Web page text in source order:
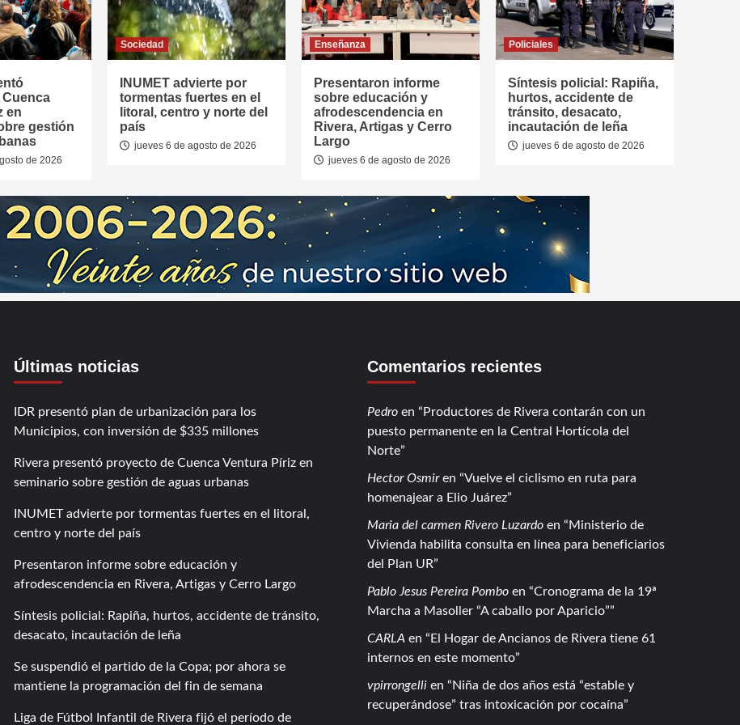
en
gestión
de 2026
Sociedad
INUMET advierte por
tormentas fuertes en el
litoral, centro y norte del
país
jueves 6 de agosto de 2026
Enseñanza
Presentaron informe
sobre educación y
afrodescendencia en
Rivera, Artigas y Cerro
Largo
jueves 6 de agosto de 2026
Policiales
Síntesis policial: Rapiña,
hurtos, accidente de
tránsito, desacato,
incautación de leña
jueves 6 de agosto de 2026
Últimas noticias
IDR presentó plan de urbanización para los
Municipios, con inversión de $335 millones
Rivera presentó proyecto de Cuenca Ventura Píriz en
seminario sobre gestión de aguas urbanas
INUMET advierte por tormentas fuertes en el litoral,
centro y norte del país
Presentaron informe sobre educación y
afrodescendencia en Rivera, Artigas y Cerro Largo
Síntesis policial: Rapiña, hurtos, accidente de tránsito,
desacato, incautación de leña
Se suspendió el partido de la Copa; por ahora se
mantiene la programación del fin de semana
Liga de Fútbol Infantil de Rivera fijó el período de
Comentarios recientes
Pedroen
Productores de Rivera contarán con un
puesto permanente en la Central Hortícola del
Norte
Hector Osmiren
Vuelve el ciclismo en ruta para
homenajear a Elio Juárez
Maria del carmen Rivero Luzardoen
Ministerio de
Vivienda habilita consulta en línea para beneficiarios
del Plan UR
Pablo Jesus Pereira Pomboen
Cronograma de la 19ª
Marcha a Masoller “A caballo por Aparicio”
CARLA en
El Hogar de Ancianos de Rivera tiene 61
internos en este momento
vpirrongellien
Niña de dos años está “estable y
recuperándose” tras intoxicación por cocaína